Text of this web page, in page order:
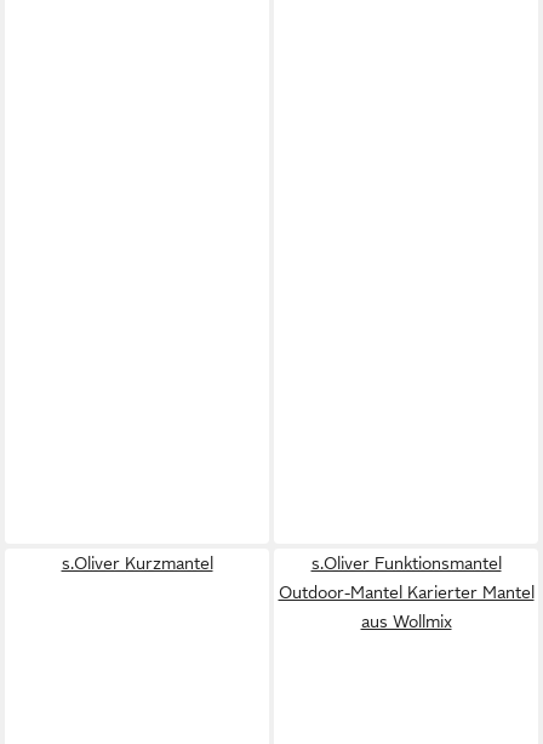
s.Oliver Kurzmantel
s.Oliver Funktionsmantel
Outdoor-Mantel Karierter Mantel
aus Wollmix